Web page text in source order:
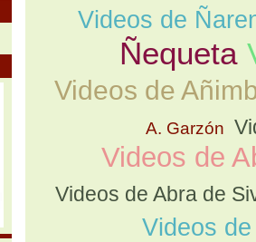
Videos de
Ñequeta
Videos de
A. Garzón
Videos de
Videos de Abra de
Videos